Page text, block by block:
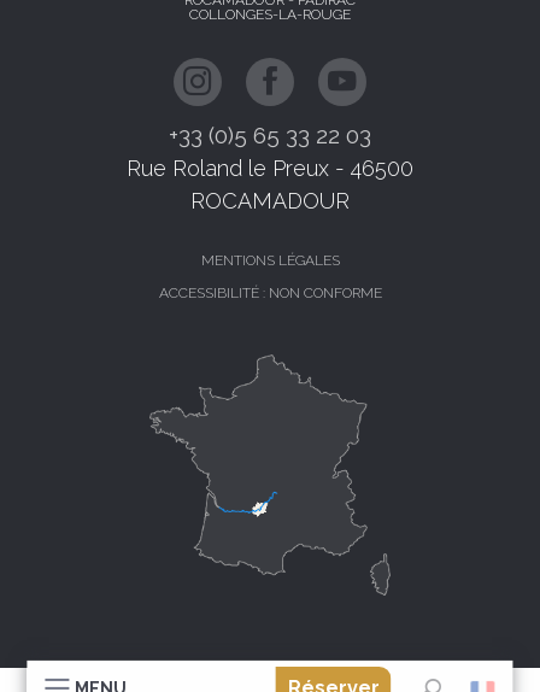
COLLONGES-LA-ROUGE
+33 (0)5 65 33 22 03
Rue Roland le Preux - 46500
ROCAMADOUR
MENTIONS LÉGALES
ACCESSIBILITÉ : NON CONFORME